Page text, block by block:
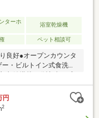
ターホ
浴室乾燥機
ペット相談可
良好●オープンカウンタ
・ビルトイン式食洗機
収納搭載（分譲時オプ
ら体を温めるTES式床
優れた複層ガラス採用●
等充実した共用施設有り
セスキー採用（エント
円
2